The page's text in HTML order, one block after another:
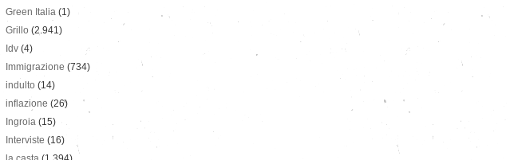
Green Italia (1)
Grillo (2.941)
Idv (4)
Immigrazione (734)
indulto (14)
inflazione (26)
Ingroia (15)
Interviste (16)